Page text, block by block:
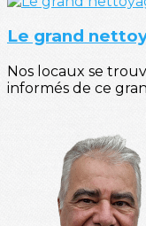
Le grand
Nos locaux se
informés de ce